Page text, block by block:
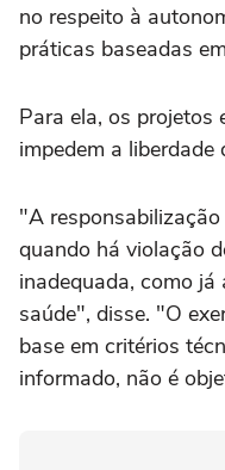
no respeito à
práticas baseadas
Para ela, os projetos
impedem a liberdade
"A
quando há violação
inadequada, como já
saúde", disse. "O
base em critérios
informado, não é